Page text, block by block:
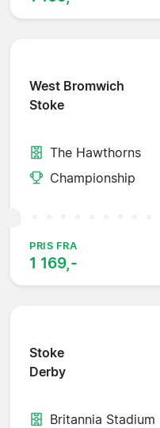
West Bromwich
Stoke
The Hawthorns
Championship
PRIS FRA
1 169,-
Stoke
Derby
Britannia Stadium